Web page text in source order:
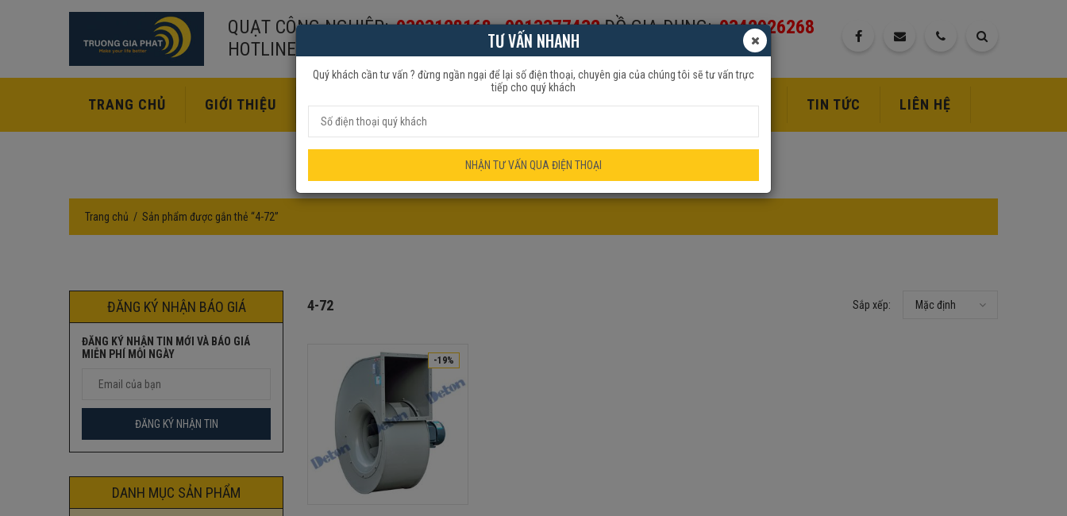
QUẠT CÔNG NGHIỆP: 0393128168-0913377432ĐỒ GIA DỤNG: 0342926268
HOTLINE:
TRANG CHỦ GIỚI THIỆU SẢN PHẨM QUẠT ĐỒ GIA DỤNG KHUYẾN MÃI DỊCH VỤ TIN TỨC LIÊN HỆ
Trang chủ Sản phẩm được gắn thẻ “4-72”
ĐĂNG KÝ NHẬN BÁO GIÁ
ĐĂNG KÝ NHẬN TIN MỚI VÀ BÁO GIÁ
MIỄN PHÍ MỖI NGÀY
DANH MỤC SẢN PHẨM
4-72 Sắp xếp: Mặc định
-19%
TƯ VẤN NHANH
Quý khách cần tư vấn ? đừng ngần ngại để lại số điện thoại, chuyên gia của chúng tôi sẽ tư vấn trực
tiếp cho quý khách
NHẬN TƯ VẤN QUA ĐIỆN THOẠI